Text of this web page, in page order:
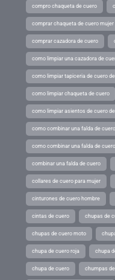
compro chaqueta de cuero
comprar chaqueta de cuero mujer
comprar cazadora de cuero
como limpiar una cazadora de
como limpiar tapiceria de cuero
como limpiar chaqueta de cuero
como limpiar asientos de cuero
como combinar una falda de
como combinar una falda de
combinar una falda de cuero
collares de cuero para mujer
cinturones de cuero hombre
cintas de cuero chupas de
chupas de cuero moto
chupa de cuero roja chupa
chupa de cuero chumpas